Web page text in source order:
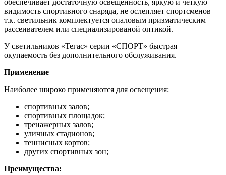
видимость спортивного снаряда, не ослепляет спортсменов
т.к. светильник комплектуется опаловым призматическим
рассеивателем или специализированой оптикой.
У светильников «Тегас» серии «СПОРТ» быстрая
окупаемость без дополнительного обслуживания.
Применение
Наиболее широко применяются для освещения:
спортивных залов;
спортивных площадок;
тренажерных залов;
уличных стадионов;
теннисных кортов;
других спортивных зон;
Преимущества: